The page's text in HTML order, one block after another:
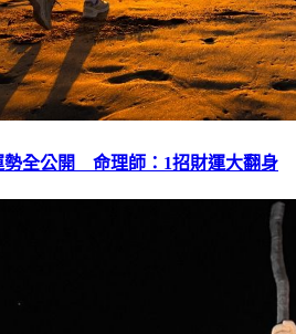
勢全公開 命理師：1招財運大翻身